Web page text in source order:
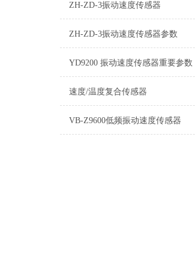
ZH-ZD-3振动速度传感器
ZH-ZD-3振动速度传感器参数
YD9200 振动速度传感器重要参数
速度/温度复合传感器
VB-Z9600低频振动速度传感器